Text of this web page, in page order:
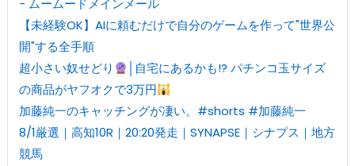
- ムームードメインメール
【未経験OK】AIに頼むだけで自分のゲームを作って"世界公
開"する全手順
超小さい奴せどり
│自宅にあるかも!? パチンコ玉サイズ
の商品がヤフオクで3万円
加藤純一のキャッチングが凄い。#shorts #加藤純一
8/1厳選｜高知10R｜20:20発走｜SYNAPSE｜シナプス｜地方
競馬